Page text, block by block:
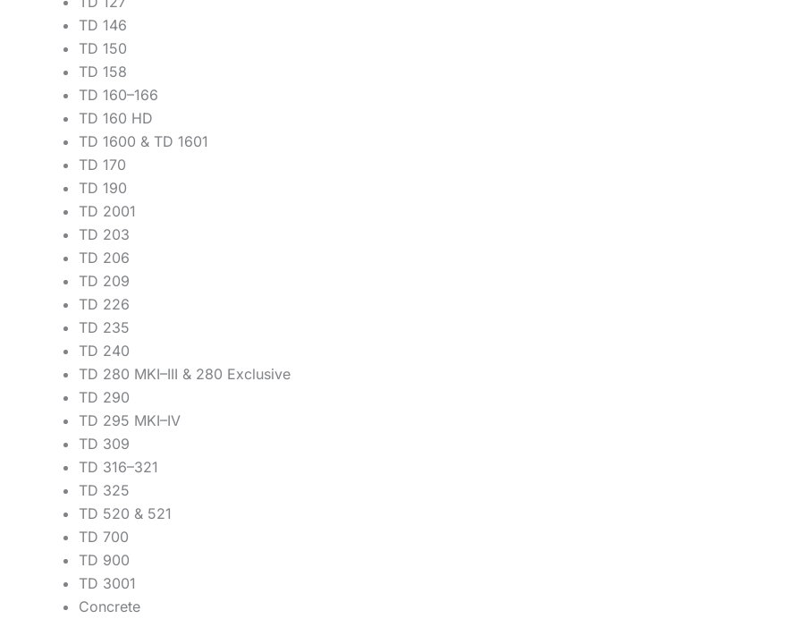
TD 146
TD 150
TD 158
TD 160–166
TD 160 HD
TD 1600 & TD 1601
TD 170
TD 190
TD 2001
TD 203
TD 206
TD 209
TD 226
TD 235
TD 240
TD 280 MKI–III & 280 Exclusive
TD 290
TD 295 MKI–IV
TD 309
TD 316–321
TD 325
TD 520 & 521
TD 700
TD 900
TD 3001
Concrete